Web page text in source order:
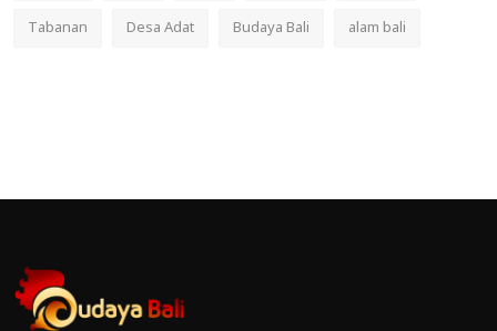
Tabanan
Desa Adat Budaya Bali alam bali